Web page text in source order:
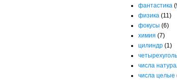
фантастика
физика (11)
фокусы (6)
химия (7)
цилиндр (1)
числа
числа целые